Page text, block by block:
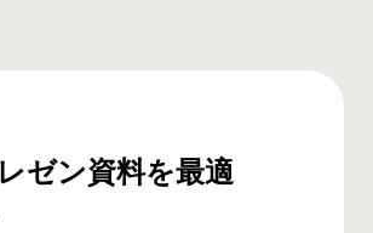
ゼン資料を最適